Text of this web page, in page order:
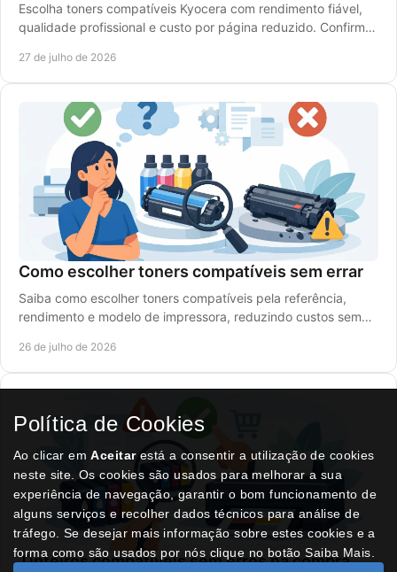
Escolha toners compatíveis Kyocera com rendimento fiável,
qualidade profissional e custo por página reduzido. Confirme
27 de julho de 2026
Como escolher toners compatíveis sem errar
Saiba como escolher toners compatíveis pela referência,
rendimento e modelo de impressora, reduzindo custos sem
26 de julho de 2026
Tinteiros compatíveis sem erros na compra
Política de Cookies
Ao clicar emAceitarestá a consentir a utilização de cookies
neste site. Os cookies são usados para melhorar a sua
experiência de navegação, garantir o bom funcionamento de
alguns serviços e recolher dados técnicos para análise de
tráfego. Se desejar mais informação sobre estes cookies e a
forma como são usados por nós clique no botão Saiba Mais.